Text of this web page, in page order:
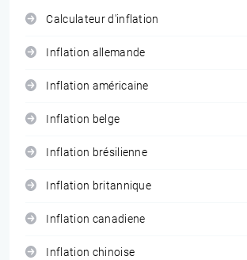
Calculateur d'inflation
Inflation allemande
Inflation américaine
Inflation belge
Inflation brésilienne
Inflation britannique
Inflation canadiene
Inflation chinoise